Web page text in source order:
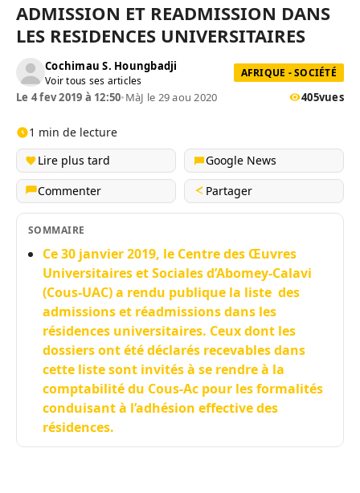
ADMISSION ET READMISSION DANS
LES RESIDENCES UNIVERSITAIRES
Cochimau S. Houngbadji
Voir tous ses articles
AFRIQUE - SOCIÉTÉ
Le 4 fev 2019 à 12:50•MàJ le 29 aou 2020 405vues
1 min de lecture
Lire plus tard
Google News
Commenter
Partager
SOMMAIRE
Ce 30 janvier 2019, le Centre des Œuvres
Universitaires et Sociales d’Abomey-Calavi
(Cous-UAC) a rendu publique la liste des
admissions et réadmissions dans les
résidences universitaires. Ceux dont les
dossiers ont été déclarés recevables dans
cette liste sont invités à se rendre à la
comptabilité du Cous-Ac pour les formalités
conduisant à l’adhésion effective des
résidences.